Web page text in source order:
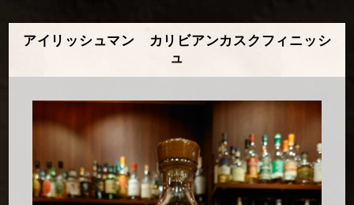
アイリッシュマン カリビアンカスクフィニッシ
ュ